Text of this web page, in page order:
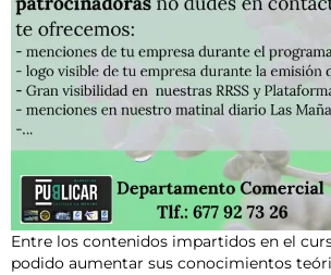
Entre los contenidos impartidos en el
podido aumentar sus conocimientos